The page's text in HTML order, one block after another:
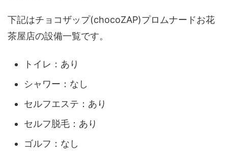
下記はチョコザップ(chocoZAP)プロムナードお花
茶屋店の設備一覧です。
トイレ：あり
シャワー：なし
セルフエステ：あり
セルフ脱毛：あり
ゴルフ：なし